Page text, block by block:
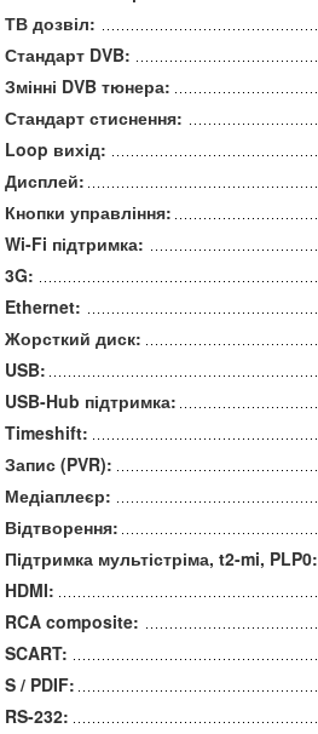
ТВ дозвіл:
Стандарт DVB:
Змінні DVB тюнера:
Стандарт стиснення:
Loop вихід:
Дисплей:
Кнопки управління:
Wi-Fi підтримка:
3G:
Ethernet:
Жорсткий диск:
USB:
USB-Hub підтримка:
Timeshift:
Запис (PVR):
Медіаплеєр:
Відтворення:
Підтримка мультістріма, t2-mi, PLP0:
HDMI:
RCA composite:
SCART:
S / PDIF:
RS-232: